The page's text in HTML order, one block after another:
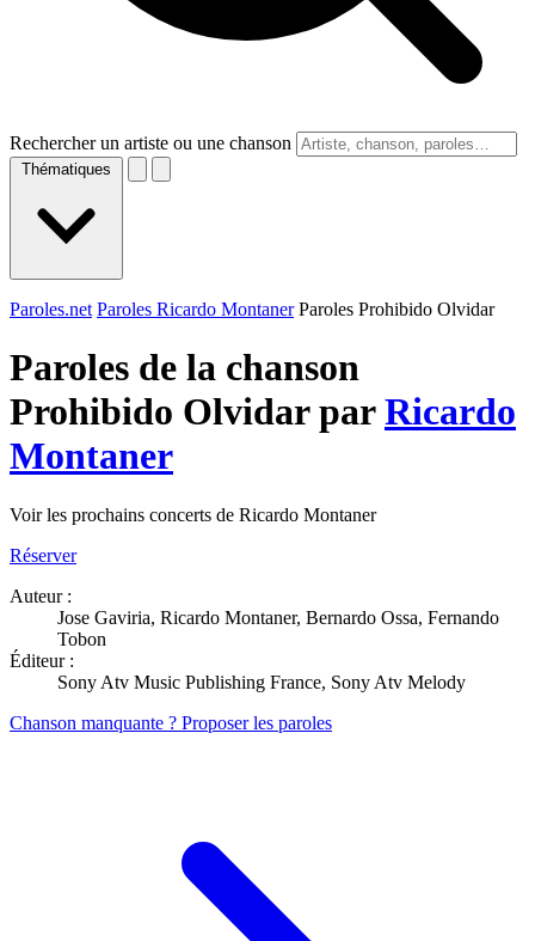
Rechercher un artiste ou une chanson
Thématiques
Paroles.net Paroles Ricardo Montaner Paroles Prohibido Olvidar
Paroles de la chanson
Prohibido Olvidar parRicardo
Montaner
Voir les prochains concerts de Ricardo Montaner
Réserver
Auteur :
Jose Gaviria, Ricardo Montaner, Bernardo Ossa, Fernando
Tobon
Éditeur :
Sony Atv Music Publishing France, Sony Atv Melody
Chanson manquante ? Proposer les paroles